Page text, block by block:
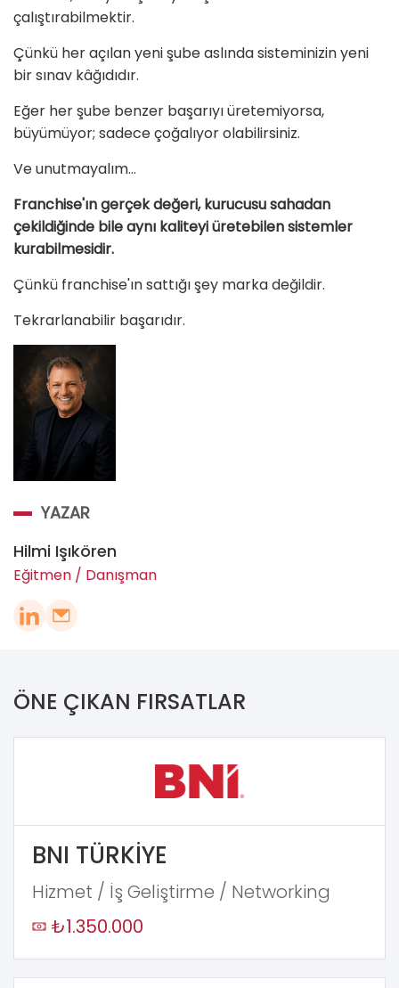
çalıştırabilmektir.
Çünkü her açılan yeni şube aslında sisteminizin yeni
bir sınav kâğıdıdır.
Eğer her şube benzer başarıyı üretemiyorsa,
büyümüyor; sadece çoğalıyor olabilirsiniz.
Ve unutmayalım...
Franchise'ın gerçek değeri, kurucusu sahadan
çekildiğinde bile aynı kaliteyi üretebilen sistemler
kurabilmesidir.
Çünkü franchise'ın sattığı şey marka değildir.
Tekrarlanabilir başarıdır.
YAZAR
Hilmi Işıkören
Eğitmen / Danışman
ÖNE ÇIKAN FIRSATLAR
BNI TÜRKİYE
Hizmet / İş Geliştirme / Networking
₺1.350.000